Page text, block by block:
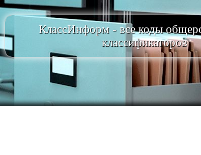
КлассИнформ - все коды
классификаторов